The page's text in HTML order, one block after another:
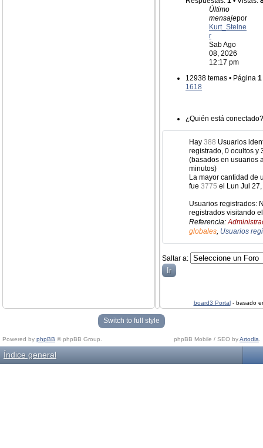
Último
mensajepor
Kurt_Steine
r
Sab Ago
08, 2026
12:17 pm
12938 temas • Página 1
1618
¿Quién está conectado?
Hay 388 Usuarios
registrado, 0 ocultos y
(basados en usuarios
minutos)
La mayor cantidad de
fue 3775 el Lun Jul
Usuarios registrados:
registrados visitando
Referencia:
globales, Usuarios
Saltar a:
board3 Portal- basado
Switch to full style
Powered by phpBB © phpBB Group. phpBB Mobile / SEO byArtodia
Índice general